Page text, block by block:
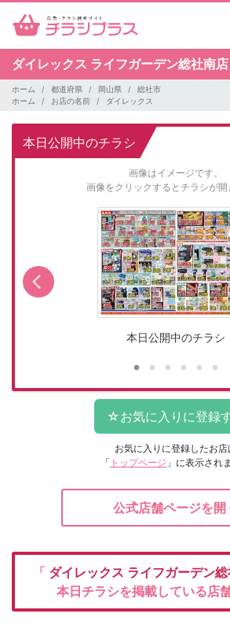
ダイレックス ライフガーデン総社南店
ホーム 都道府県 岡山県
総社市
ホーム
お店の名前 ダイレックス
本日公開中のチラシ
画像はイメージです。
画像をクリックするとチラシが開
本日公開中のチラシ
お気に入りに登録したお店
「 トップページ 」に表示され
公式店舗ページを開
「 ダイレックス ライフガーデン
本日チラシを掲載している店